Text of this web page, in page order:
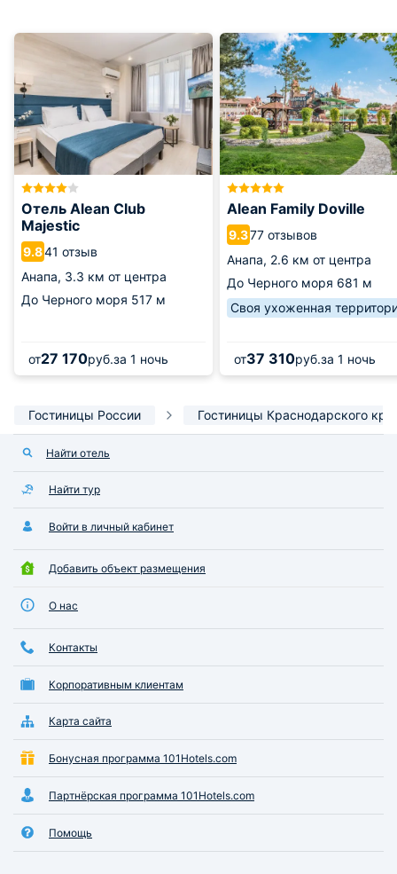
Отель Alean Club
Majestic
9.841 отзыв
Анапа, 3.3 км от центра
До Черного моря 517 м
от27 170руб.за 1 ночь
Alean Family Doville
9.377 отзывов
Анапа, 2.6 км от центра
До Черного моря 681 м
Своя ухоженная
от37 310руб.за 1 ночь
Гостиницы России Гостиницы Краснодарского
Найти отель
Найти тур
Войти в личный кабинет
Добавить объект размещения
О нас
Контакты
Корпоративным клиентам
Карта сайта
Бонусная программа 101Hotels.com
Партнёрская программа 101Hotels.com
Помощь